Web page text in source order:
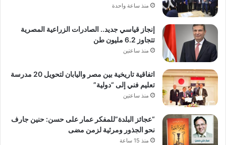
منذ ساعة واحدة
إنجاز قياسي جديد.. الصادرات الزراعية المصرية
تتجاوز 6.2 مليون طن
منذ ساعتين
اتفاقية تاريخية بين مصر واليابان لتحويل 20 مدرسة
تعليم فني إلى “دولية”
منذ ساعتين
“عجائز البلدة”للمفكر عمار على حسن: حنين جارف
نحو الجذور ومرثية لزمن مضى
منذ 15 ساعة